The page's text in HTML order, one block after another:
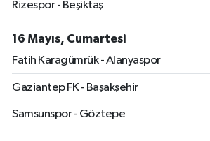
Rizespor - Beşiktaş
16 Mayıs, Cumartesi
Fatih Karagümrük - Alanyaspor
Gaziantep FK - Başakşehir
Samsunspor - Göztepe